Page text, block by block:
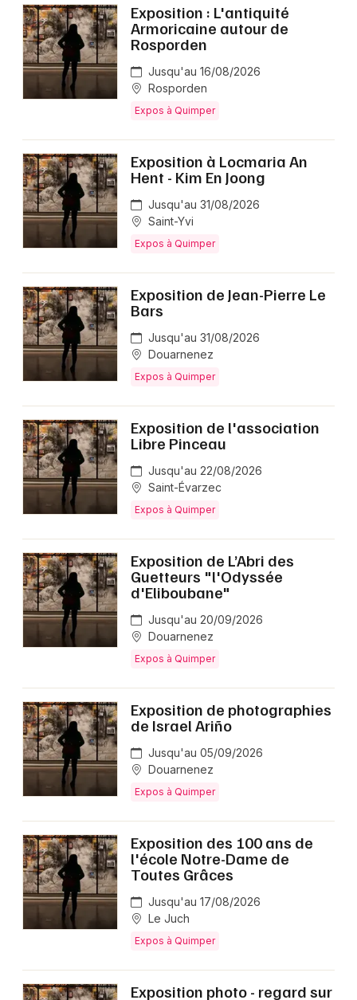
Exposition : L'antiquité
Armoricaine autour de
Rosporden
Jusqu'au 16/08/2026
Rosporden
Expos à Quimper
Exposition à Locmaria An
Hent - Kim En Joong
Jusqu'au 31/08/2026
Saint-Yvi
Expos à Quimper
Exposition de Jean-Pierre Le
Bars
Jusqu'au 31/08/2026
Douarnenez
Expos à Quimper
Exposition de l'association
Libre Pinceau
Jusqu'au 22/08/2026
Saint-Évarzec
Expos à Quimper
Exposition de L’Abri des
Guetteurs "l'Odyssée
d'Eliboubane"
Jusqu'au 20/09/2026
Douarnenez
Expos à Quimper
Exposition de photographies
de ​​​​Israel Ariño
Jusqu'au 05/09/2026
Douarnenez
Expos à Quimper
Exposition des 100 ans de
l'école Notre-Dame de
Toutes Grâces
Jusqu'au 17/08/2026
Le Juch
Expos à Quimper
Exposition photo - regard sur